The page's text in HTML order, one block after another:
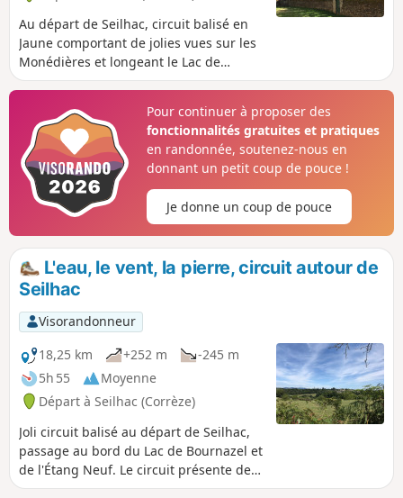
Au départ de Seilhac, circuit balisé en
Jaune comportant de jolies vues sur les
Monédières et longeant le Lac de
Bournazel. Circuit globalement bien
Pour continuer à proposer des
fonctionnalités gratuites et pratiques
en randonnée, soutenez-nous en
donnant un petit coup de pouce !
Je donne un coup de pouce
L'eau, le vent, la pierre, circuit autour de
Seilhac
Visorandonneur
18,25 km
+252 m
-245 m
5h 55
Moyenne
Départ à Seilhac (Corrèze)
Joli circuit balisé au départ de Seilhac,
passage au bord du Lac de Bournazel et
de l'Étang Neuf. Le circuit présente des
vues très dégagées sur la campagne et